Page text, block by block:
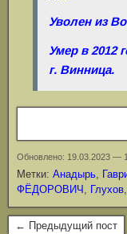
Уволен из
Умер в 2012
г. Винница.
Обновлено: 19.03.2023 —
Метки: Анадырь,
ФЁДОРОВИЧ , Глухов,
← Предыдущий пост